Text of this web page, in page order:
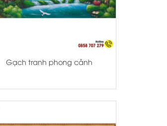
Gạch tranh phong cảnh